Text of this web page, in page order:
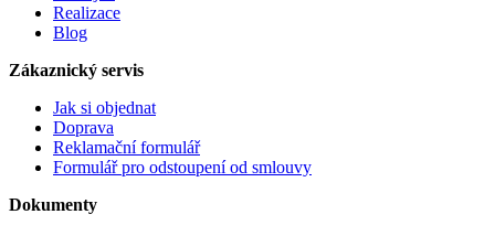
Realizace
Blog
Zákaznický servis
Jak si objednat
Doprava
Reklamační formulář
Formulář pro odstoupení od smlouvy
Dokumenty